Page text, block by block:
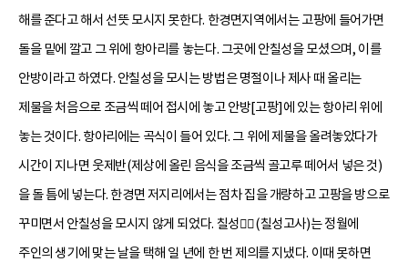
해를 준다고 해서 선뜻 모시지 못한다. 한경면지역에서는 고팡에 들어가면
돌을 밑에 깔고 그 위에 항아리를 놓는다. 그곳에 안칠성을 모셨으며, 이를
안방이라고 하였다. 안칠성을 모시는 방법은 명절이나 제사 때 올리는
제물을 처음으로 조금씩 떼어 접시에 놓고 안방[고팡]에 있는 항아리 위에
놓는 것이다. 항아리에는 곡식이 들어 있다. 그 위에 제물을 올려놓았다가
시간이 지나면 웃제반(제상에 올린 음식을 조금씩 골고루 떼어서 넣은 것)
을 돌 틈에 넣는다. 한경면 저지리에서는 점차 집을 개량하고 고팡을 방으로
꾸미면서 안칠성을 모시지 않게 되었다. 칠성(칠성고사)는 정월에
주인의 생기에 맞는 날을 택해 일 년에 한 번 제의를 지냈다. 이때 못하면